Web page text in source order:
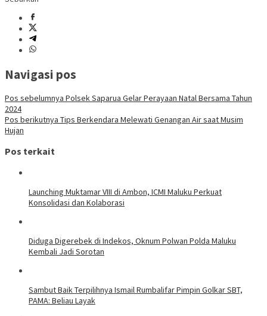
Navigasi pos
Pos sebelumnya Polsek Saparua Gelar Perayaan Natal Bersama Tahun
2024
Pos berikutnya Tips Berkendara Melewati Genangan Air saat Musim
Hujan
Pos terkait
Launching Muktamar VIII di Ambon, ICMI Maluku Perkuat
Konsolidasi dan Kolaborasi
Diduga Digerebek di Indekos, Oknum Polwan Polda Maluku
Kembali Jadi Sorotan
Sambut Baik Terpilihnya Ismail Rumbalifar Pimpin Golkar SBT,
PAMA: Beliau Layak